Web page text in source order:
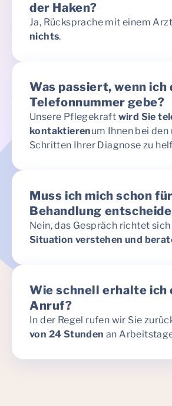
der Haken?
Ja, Rücksprache mit einem
nichts.
Was passiert, wenn ich
Telefonnummer gebe?
Unsere Pflegekraft wird Sie
kontaktierenum Ihnen bei den
Schritten Ihrer Diagnose zu
Muss ich mich schon
Behandlung
Nein, das Gespräch richtet sich
Situation verstehen und
Wie schnell erhalte ich
Anruf?
In der Regel rufen wir Sie
von 24 Stunden an